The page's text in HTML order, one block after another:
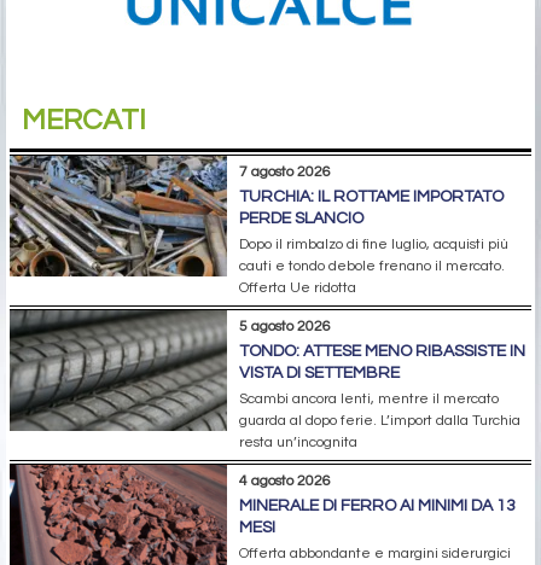
MERCATI
7 agosto 2026
TURCHIA: IL ROTTAME IMPORTATO
PERDE SLANCIO
Dopo il rimbalzo di fine luglio, acquisti più
cauti e tondo debole frenano il mercato.
Offerta Ue ridotta
5 agosto 2026
TONDO: ATTESE MENO RIBASSISTE IN
VISTA DI SETTEMBRE
Scambi ancora lenti, mentre il mercato
guarda al dopo ferie. L’import dalla Turchia
resta un’incognita
4 agosto 2026
MINERALE DI FERRO AI MINIMI DA 13
MESI
Offerta abbondante e margini siderurgici